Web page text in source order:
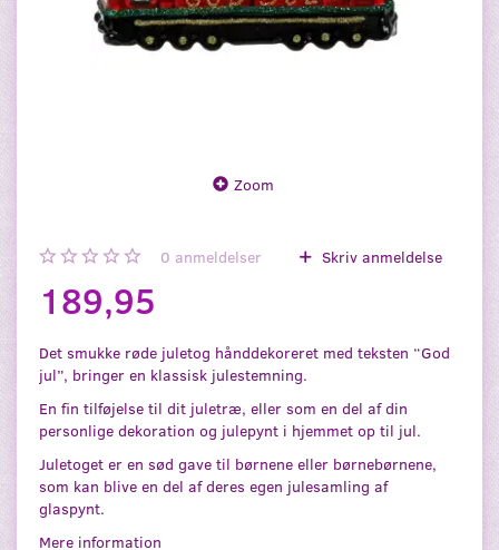
Zoom
0 anmeldelser Skriv anmeldelse
189,95
Det smukke røde juletog hånddekoreret med teksten “God
jul”, bringer en klassisk julestemning.
En fin tilføjelse til dit juletræ, eller som en del af din
personlige dekoration og julepynt i hjemmet op til jul.
Juletoget er en sød gave til børnene eller børnebørnene,
som kan blive en del af deres egen julesamling af
glaspynt.
Mere information